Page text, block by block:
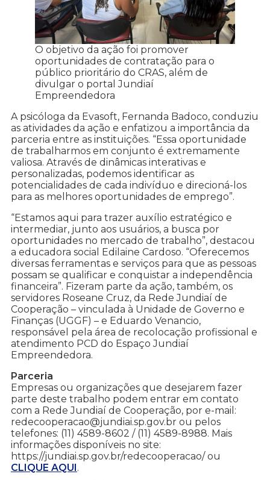
O objetivo da ação foi promover
oportunidades de contratação para o
público prioritário do CRAS, além de
divulgar o portal Jundiaí
Empreendedora
A psicóloga da Evasoft, Fernanda Badoco, conduziu
as atividades da ação e enfatizou a importância da
parceria entre as instituições. “Essa oportunidade
de trabalharmos em conjunto é extremamente
valiosa. Através de dinâmicas interativas e
personalizadas, podemos identificar as
potencialidades de cada indivíduo e direcioná-los
para as melhores oportunidades de emprego”.
“Estamos aqui para trazer auxílio estratégico e
intermediar, junto aos usuários, a busca por
oportunidades no mercado de trabalho”, destacou
a educadora social Edilaine Cardoso. “Oferecemos
diversas ferramentas e serviços para que as pessoas
possam se qualificar e conquistar a independência
financeira”. Fizeram parte da ação, também, os
servidores Roseane Cruz, da Rede Jundiaí de
Cooperação – vinculada à Unidade de Governo e
Finanças (UGGF) – e Eduardo Venancio,
responsável pela área de recolocação profissional e
atendimento PCD do Espaço Jundiaí
Empreendedora.
Parceria
Empresas ou organizações que desejarem fazer
parte deste trabalho podem entrar em contato
com a Rede Jundiaí de Cooperação, por e-mail:
redecooperacao@jundiai.sp.gov.br ou pelos
telefones: (11) 4589-8602 / (11) 4589-8988. Mais
informações disponíveis no site:
https://jundiai.sp.gov.br/redecooperacao/ ou
CLIQUE AQUI.